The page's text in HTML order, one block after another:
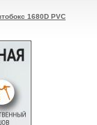
1680D PVC